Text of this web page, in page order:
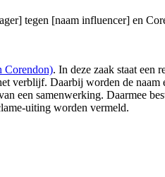
tegen [naam influencer] en
Corendon). In deze zaak staat een
verblijf. Daarbij worden de
een samenwerking. Daarmee
uiting worden vermeld.